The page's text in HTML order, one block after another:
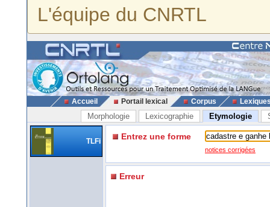
L'équipe du CNRTL
Accueil Portail lexical Corpus
Morphologie Lexicographie Etymologie
TLFi Entrez une forme
notices corrigées
Erreur